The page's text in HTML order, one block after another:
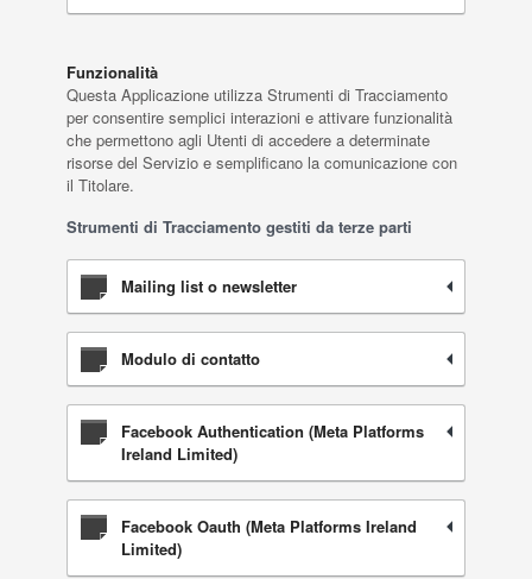
Funzionalità
Questa Applicazione utilizza Strumenti di Tracciamento
per consentire semplici interazioni e attivare funzionalità
che permettono agli Utenti di accedere a determinate
risorse del Servizio e semplificano la comunicazione con
il Titolare.
Strumenti di Tracciamento gestiti da terze parti
Mailing list o newsletter
Modulo di contatto
Facebook Authentication (Meta Platforms
Ireland Limited)
Facebook Oauth (Meta Platforms Ireland
Limited)